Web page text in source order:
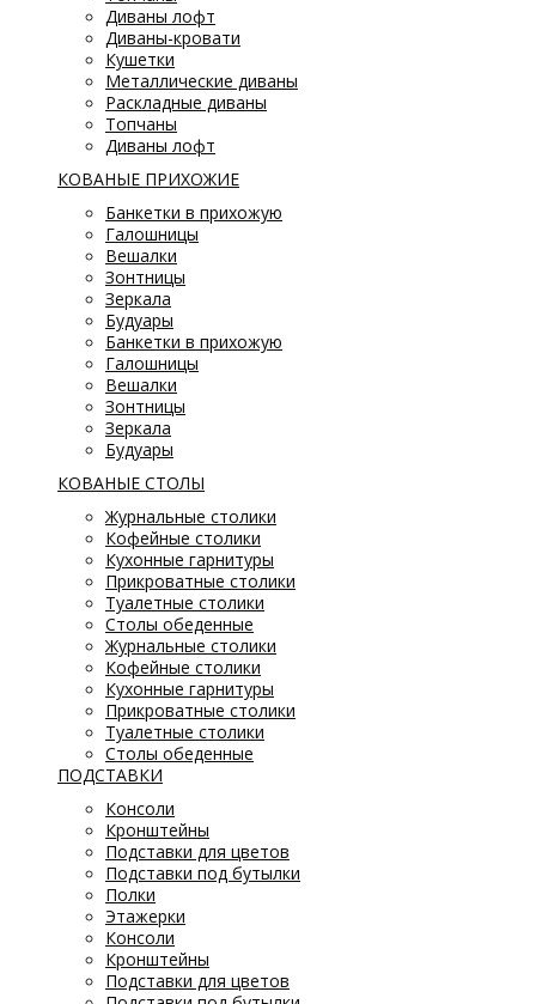
Диваны лофт
Диваны-кровати
Кушетки
Металлические диваны
Раскладные диваны
Топчаны
Диваны лофт
КОВАНЫЕ ПРИХОЖИЕ
Банкетки в прихожую
Галошницы
Вешалки
Зонтницы
Зеркала
Будуары
Банкетки в прихожую
Галошницы
Вешалки
Зонтницы
Зеркала
Будуары
КОВАНЫЕ СТОЛЫ
Журнальные столики
Кофейные столики
Кухонные гарнитуры
Прикроватные столики
Туалетные столики
Столы обеденные
Журнальные столики
Кофейные столики
Кухонные гарнитуры
Прикроватные столики
Туалетные столики
Столы обеденные
ПОДСТАВКИ
Консоли
Кронштейны
Подставки для цветов
Подставки под бутылки
Полки
Этажерки
Консоли
Кронштейны
Подставки для цветов